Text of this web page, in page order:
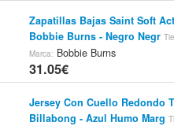
Zapatillas Bajas Saint Soft
Bobbie Burns - Negro Negr
Marca: Bobbie Burns
31.05€
Jersey Con Cuello Redondo
Billabong - Azul Humo Marg